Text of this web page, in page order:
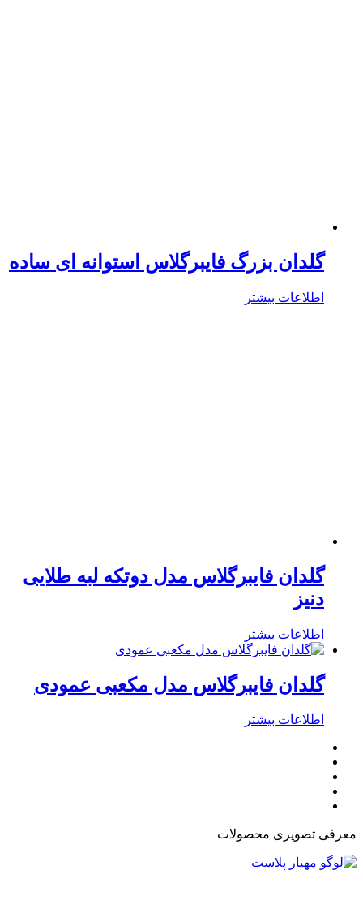
گلدان بزرگ فایبرگلاس استوانه ای ساده
اطلاعات بیشتر
گلدان فایبرگلاس مدل دوتکه لبه طلایی
دنیز
اطلاعات بیشتر
گلدان فایبرگلاس مدل مکعبی عمودی
اطلاعات بیشتر
معرفی تصویری محصولات